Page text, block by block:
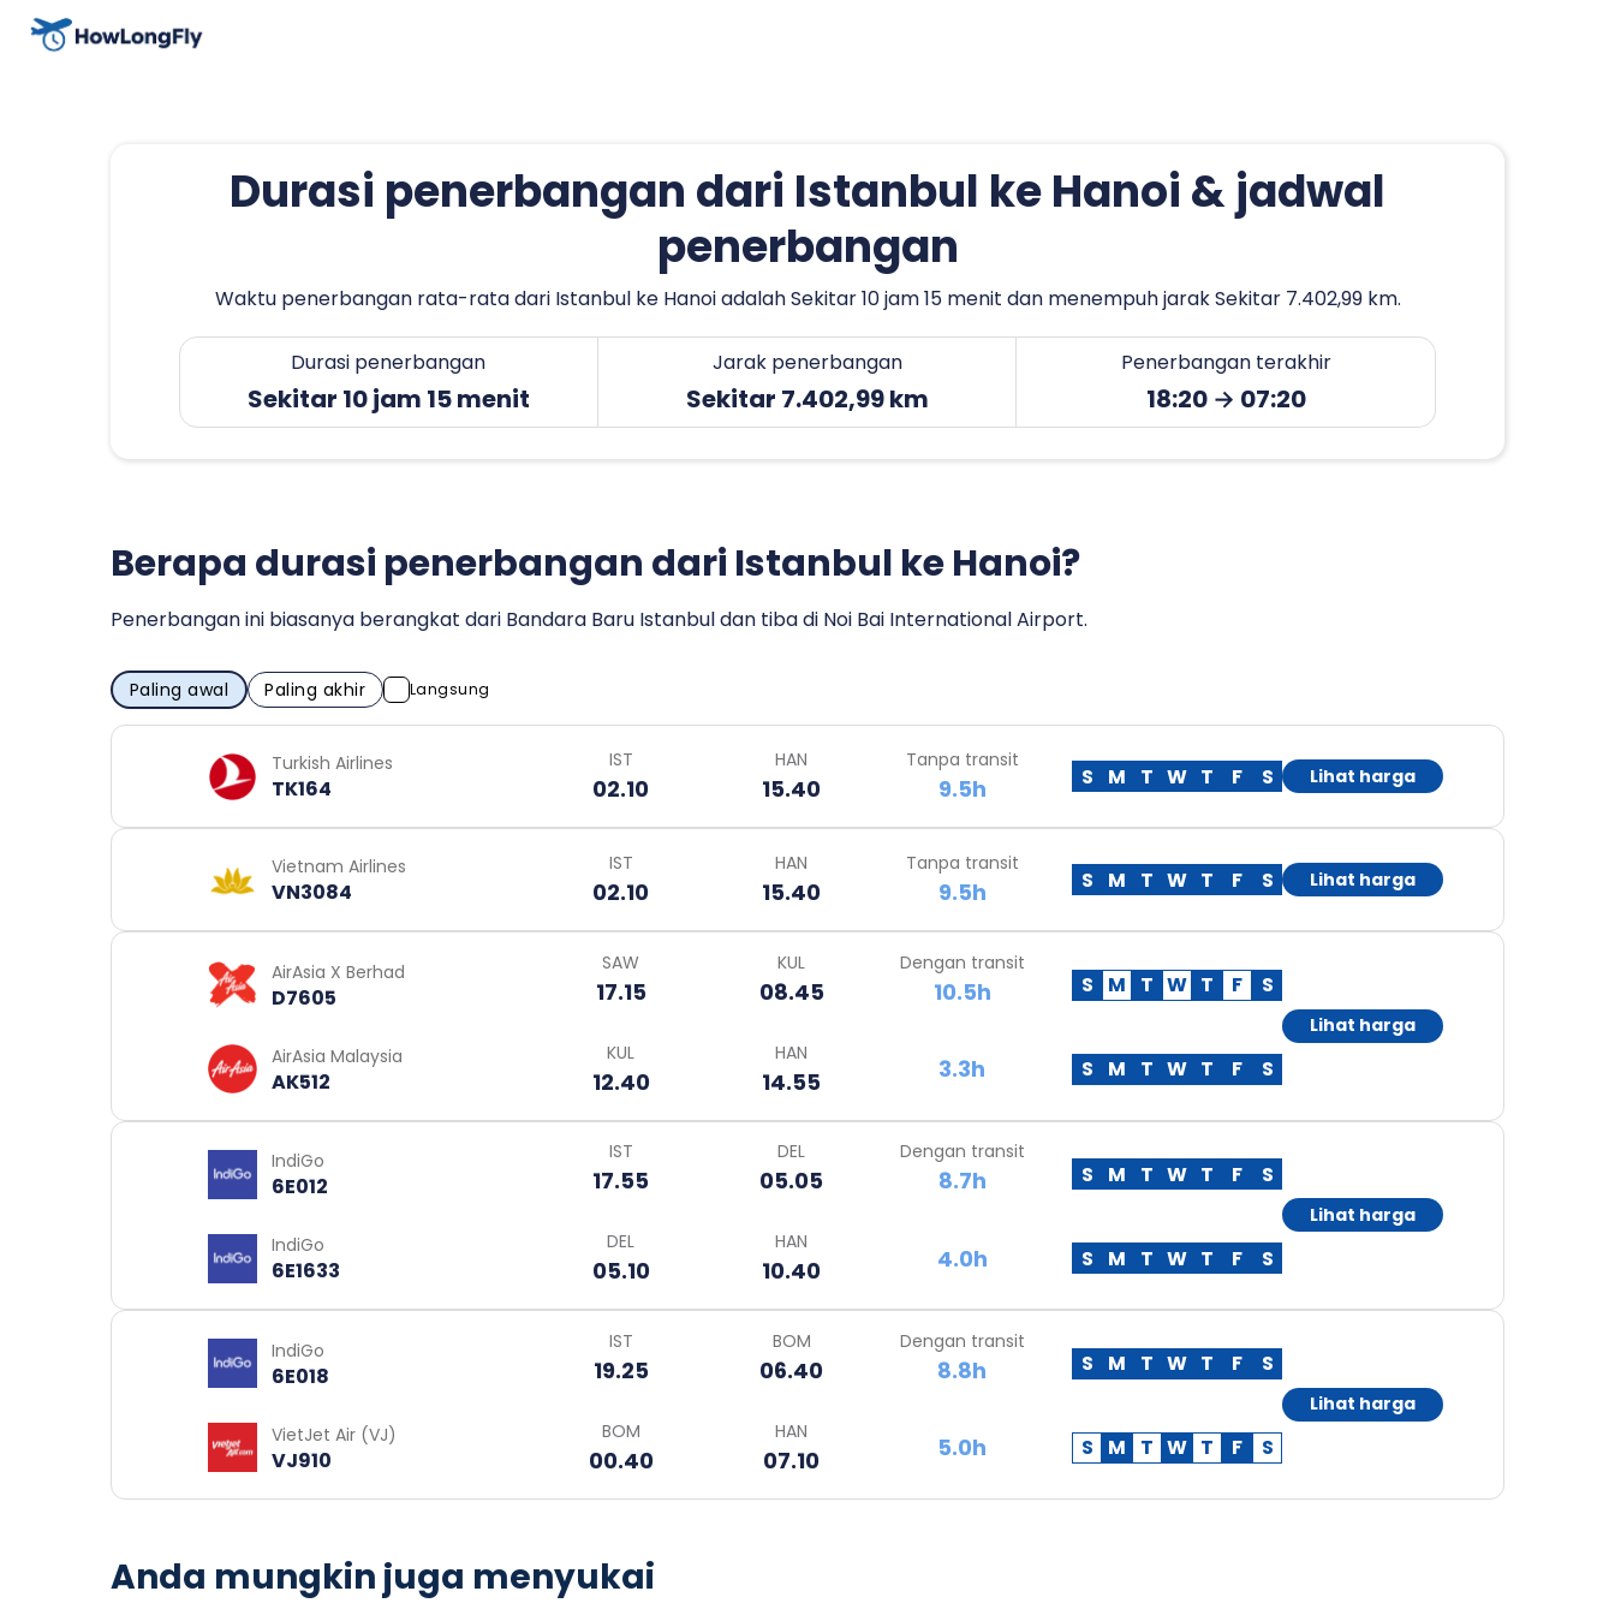
Durasi penerbangan dari Istanbul ke Hanoi & jadwal
penerbangan
Waktu penerbangan rata-rata dari Istanbul ke Hanoi adalah Sekitar 10 jam 15 menit dan menempuh jarak Sekitar 7.402,99 km.
Durasi penerbangan
Sekitar 10 jam 15 menit
Jarak penerbangan
Sekitar 7.402,99 km
Penerbangan terakhir
18:20 → 07:20
Berapa durasi penerbangan dari Istanbul ke Hanoi?
Penerbangan ini biasanya berangkat dari Bandara Baru Istanbul dan tiba di Noi Bai International Airport.
Paling awal Paling akhir Langsung
Turkish Airlines
TK164
IST
02.10
HAN
15.40
Tanpa transit
9.5h S M T W T F S Lihat harga
Vietnam Airlines
VN3084
IST
02.10
HAN
15.40
Tanpa transit
9.5h S M T W T F S Lihat harga
AirAsia X Berhad
D7605
SAW
17.15
KUL
08.45
Dengan transit
10.5h S M T W T F S
AirAsia Malaysia
AK512
KUL
12.40
HAN
14.55 3.3h S M T W T F S
Lihat harga
IndiGo
6E012
IST
17.55
DEL
05.05
Dengan transit
8.7h S M T W T F S
IndiGo
6E1633
DEL
05.10
HAN
10.40 4.0h S M T W T F S
Lihat harga
IndiGo
6E018
IST
19.25
BOM
06.40
Dengan transit
8.8h S M T W T F S
VietJet Air (VJ)
VJ910
BOM
00.40
HAN
07.10 5.0h S M T W T F S
Lihat harga
Anda mungkin juga menyukai